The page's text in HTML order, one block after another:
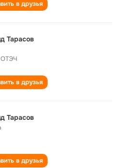
в друзья
Тарасов
ОТЭЧ
в друзья
Тарасов
в друзья